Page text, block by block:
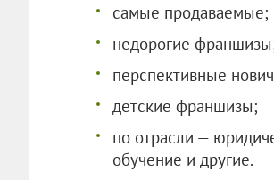
самые продаваемые;
недорогие
перспективные
детские франшизы;
по отрасли —
обучение и другие.